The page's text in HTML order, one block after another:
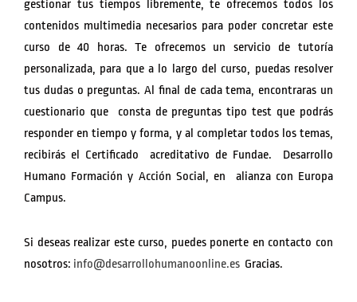
gestionar tus tiempos libremente, te ofrecemos todos los
contenidos multimedia necesarios para poder concretar este
curso de 40 horas. Te ofrecemos un servicio de tutoría
personalizada, para que a lo largo del curso, puedas resolver
tus dudas o preguntas. Al final de cada tema, encontraras un
cuestionario que consta de preguntas tipo test que podrás
responder en tiempo y forma, y al completar todos los temas,
recibirás el Certificado acreditativo de Fundae. Desarrollo
Humano Formación y Acción Social, en alianza con Europa
Campus.
Si deseas realizar este curso, puedes ponerte en contacto con
nosotros: info@desarrollohumanoonline.es Gracias.